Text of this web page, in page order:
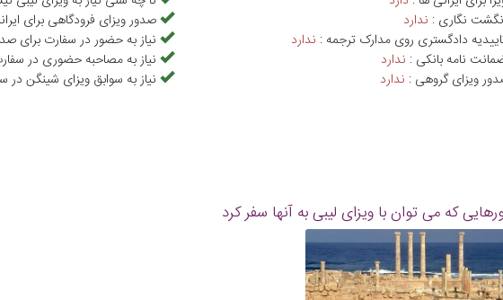
نگاری : ندارد
دادگستری روی مدارک ترجمه : ندارد
نامه بانکی : ندارد
ویزای گروهی : ندارد
صدور ویزای فرودگاهی برای
نیاز به حضور در سفارت برای
نیاز به مصاحبه حضوری در
نیاز به سوابق ویزای شینگن در
که می توان با ویزای لیبی به آنها سفر کرد